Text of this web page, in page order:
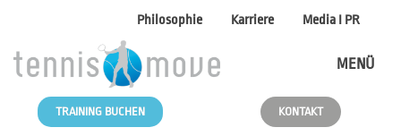
Philosophie Karriere Media I PR
MENÜ
TRAINING BUCHEN KONTAKT